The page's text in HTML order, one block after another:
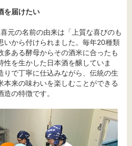
を届けたい
元の名前の由来は「上質な喜びのも
いから付けられました。毎年20種類
多ある酵母からその酒米に合ったも
を生かした日本酒を醸していま
りで丁寧に仕込みながら、伝統の生
本来の味わいを楽しむことができる
の特徴です。